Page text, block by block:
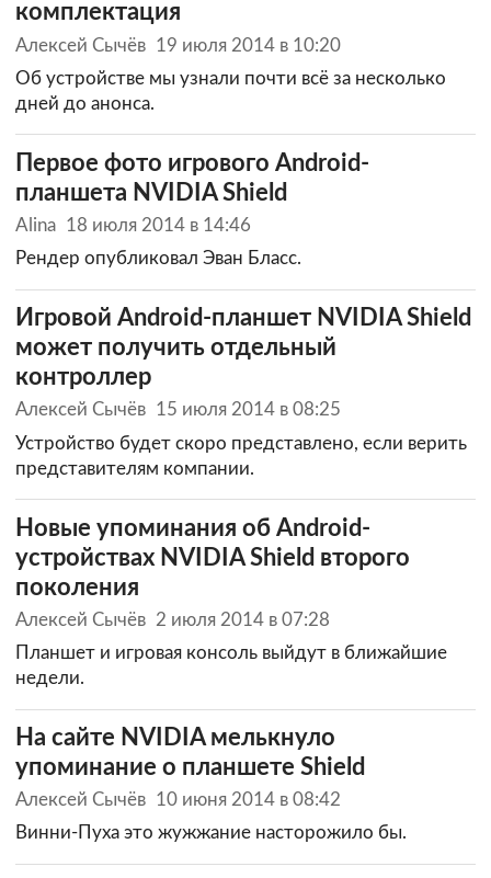
комплектация
Алексей Сычёв 19 июля 2014 в 10:20
Об устройстве мы узнали почти всё за несколько
дней до анонса.
Первое фото игрового Android-
планшета NVIDIA Shield
Alina 18 июля 2014 в 14:46
Рендер опубликовал Эван Бласс.
Игровой Android-планшет NVIDIA Shield
может получить отдельный
контроллер
Алексей Сычёв 15 июля 2014 в 08:25
Устройство будет скоро представлено, если верить
представителям компании.
Новые упоминания об Android-
устройствах NVIDIA Shield второго
поколения
Алексей Сычёв 2 июля 2014 в 07:28
Планшет и игровая консоль выйдут в ближайшие
недели.
На сайте NVIDIA мелькнуло
упоминание о планшете Shield
Алексей Сычёв 10 июня 2014 в 08:42
Винни-Пуха это жужжание насторожило бы.